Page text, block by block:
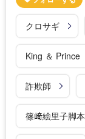
クロサギ
King ＆ Prince
詐欺師
篠﨑絵里子脚本